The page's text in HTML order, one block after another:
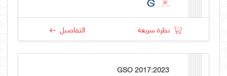
نظرة سريعة التفاصيل
GSO 2017:2023